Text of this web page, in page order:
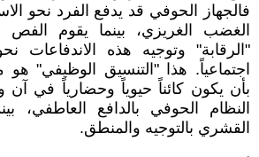
فالجهاز الحوفي قد يدفع الفرد نحو
الغضب الغريزي، بينما يقوم الفص
"الرقابة" وتوجيه هذه الاندفاعات
اجتماعياً. هذا "التنسيق الوظيفي"
بأن يكون كائناً حيوياً وحضارياً في آن
النظام الحوفي بالدافع العاطفي،
القشري بالتوجيه والمنطق.